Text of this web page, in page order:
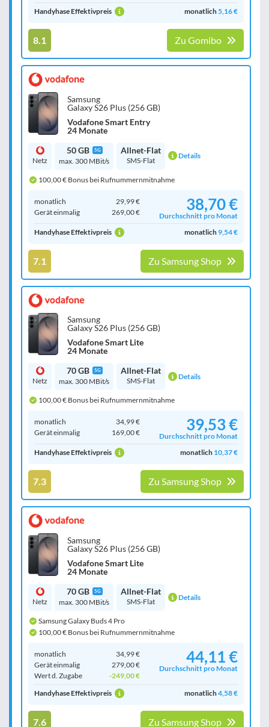
Handyhase Effektivpreis
monatlich5,16 €
8.1 Zu Gomibo
Samsung
Galaxy S26 Plus (256 GB)
Vodafone Smart Entry
24 Monate
Netz
50 GB 5G
max. 300 MBit/s
Allnet-Flat
SMS-Flat Details
100,00 € Bonus bei Rufnummernmitnahme
monatlich
29,99 €
Gerät einmalig
269,00 € 38,70 €
Durchschnitt pro Monat
Handyhase Effektivpreis
monatlich9,54 €
7.1 Zu Samsung Shop
Samsung
Galaxy S26 Plus (256 GB)
Vodafone Smart Lite
24 Monate
Netz
70 GB 5G
max. 300 MBit/s
Allnet-Flat
SMS-Flat Details
100,00 € Bonus bei Rufnummernmitnahme
monatlich
34,99 €
Gerät einmalig
169,00 € 39,53 €
Durchschnitt pro Monat
Handyhase Effektivpreis
monatlich 10,37 €
7.3 Zu Samsung Shop
Samsung
Galaxy S26 Plus (256 GB)
Vodafone Smart Lite
24 Monate
Netz
70 GB 5G
max. 300 MBit/s
Allnet-Flat
SMS-Flat Details
Samsung Galaxy Buds 4 Pro
100,00 € Bonus bei Rufnummernmitnahme
monatlich
34,99 €
Gerät einmalig
279,00 €
Wert d. Zugabe
-249,00 €
44,11 €
Durchschnitt pro Monat
Handyhase Effektivpreis monatlich4,58 €
7.6 Zu Samsung Shop